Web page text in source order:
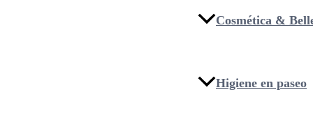
Cosmética &
Higiene en paseo